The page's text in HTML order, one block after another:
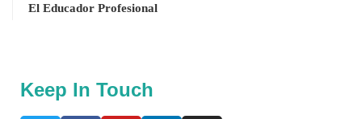
El Educador Profesional
Keep In Touch